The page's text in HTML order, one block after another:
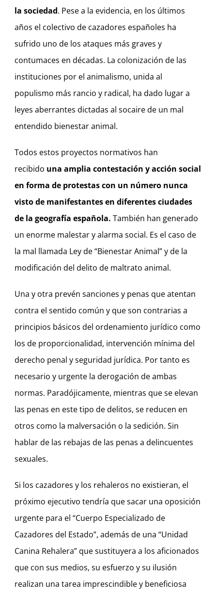
la sociedad. Pese a la evidencia, en los últimos
años el colectivo de cazadores españoles ha
sufrido uno de los ataques más graves y
contumaces en décadas. La colonización de las
instituciones por el animalismo, unida al
populismo más rancio y radical, ha dado lugar a
leyes aberrantes dictadas al socaire de un mal
entendido bienestar animal.
Todos estos proyectos normativos han
recibido una amplia contestación y acción social
en forma de protestas con un número nunca
visto de manifestantes en diferentes ciudades
de la geografía española. También han generado
un enorme malestar y alarma social. Es el caso de
la mal llamada Ley de “Bienestar Animal” y de la
modificación del delito de maltrato animal.
Una y otra prevén sanciones y penas que atentan
contra el sentido común y que son contrarias a
principios básicos del ordenamiento jurídico como
los de proporcionalidad, intervención mínima del
derecho penal y seguridad jurídica. Por tanto es
necesario y urgente la derogación de ambas
normas. Paradójicamente, mientras que se elevan
las penas en este tipo de delitos, se reducen en
otros como la malversación o la sedición. Sin
hablar de las rebajas de las penas a delincuentes
sexuales.
Si los cazadores y los rehaleros no existieran, el
próximo ejecutivo tendría que sacar una oposición
urgente para el “Cuerpo Especializado de
Cazadores del Estado”, además de una “Unidad
Canina Rehalera” que sustituyera a los aficionados
que con sus medios, su esfuerzo y su ilusión
realizan una tarea imprescindible y beneficiosa